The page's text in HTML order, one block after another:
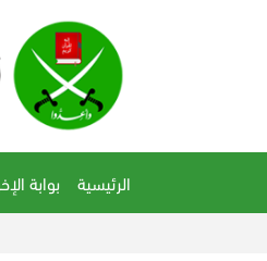
الرئيسية بوابة